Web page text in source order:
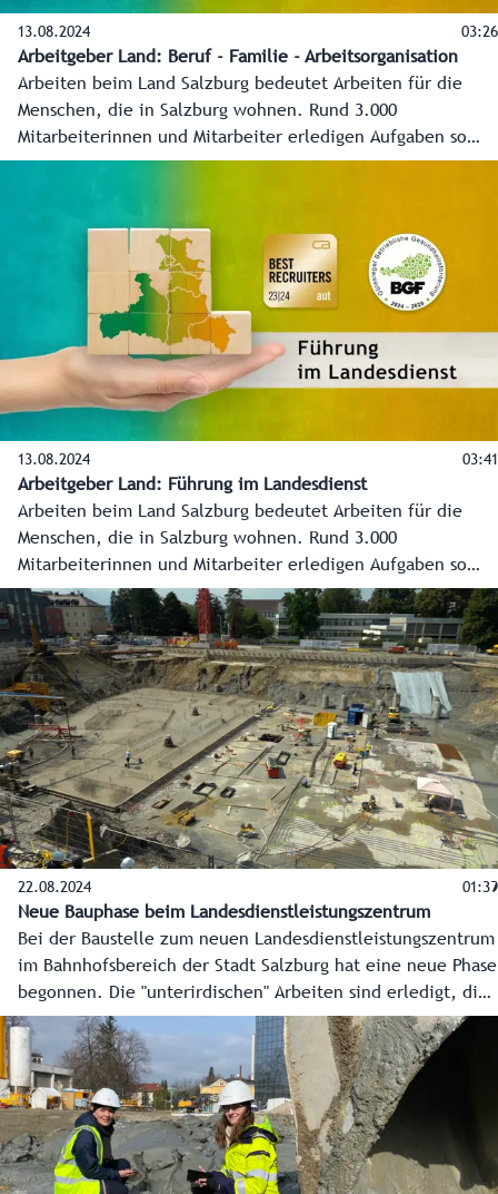
13.08.2024 03:26
Arbeitgeber Land: Beruf - Familie - Arbeitsorganisation
Arbeiten beim Land Salzburg bedeutet Arbeiten für die
Menschen, die in Salzburg wohnen. Rund 3.000
Mitarbeiterinnen und Mitarbeiter erledigen Aufgaben so
vielseitig wie das Lebens selber.
13.08.2024 03:41
Arbeitgeber Land: Führung im Landesdienst
Arbeiten beim Land Salzburg bedeutet Arbeiten für die
Menschen, die in Salzburg wohnen. Rund 3.000
Mitarbeiterinnen und Mitarbeiter erledigen Aufgaben so
vielseitig wie das Lebens selber.
22.08.2024 01:39
Neue Bauphase beim Landesdienstleistungszentrum
Bei der Baustelle zum neuen Landesdienstleistungszentrum
im Bahnhofsbereich der Stadt Salzburg hat eine neue Phase
begonnen. Die "unterirdischen" Arbeiten sind erledigt, die
Bodenplatte wird nun betoniert, und die neue, moderne
Landesverwaltung kann in die Höhe wachsen. Das neue
Landesdienstleistungszentrum soll im Herbst 2026 fertig
sein, ein großes und einladendes Bürgerservice sowie rund
1.300 Arbeitsplätze für die Mitarbeiterinnen und
Mitarbeiter der Landesverwaltung entstehen.